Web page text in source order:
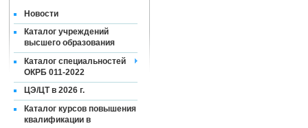
Новости
Каталог учреждений
высшего образования
Каталог специальностей
ОКРБ 011-2022
ЦЭ/ЦТ в 2026 г.
Каталог курсов повышения
квалификации в